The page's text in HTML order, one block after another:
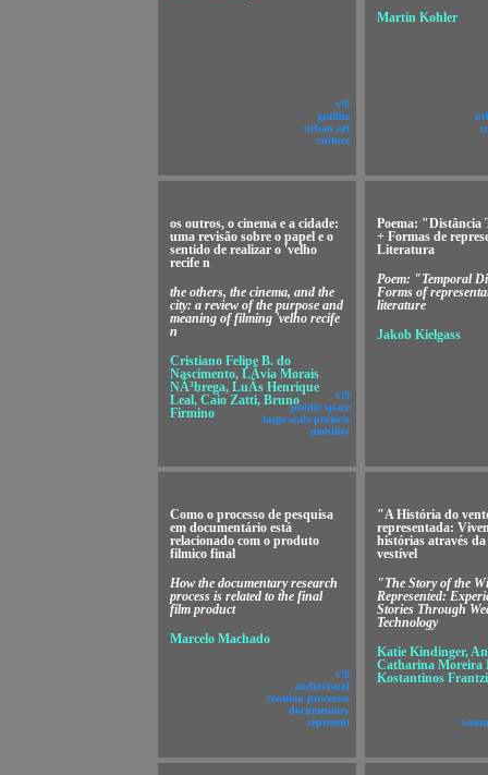
v!9
graffite
urban art
culture
Martin Kohler
os outros, o cinema e a cidade:
uma revisão sobre o papel e o
sentido de realizar o 'velho
recife n
the others, the cinema, and the
city: a review of the purpose and
meaning of filming 'velho recife
n
Cristiano Felipe B. do
Nascimento, LÃ­via Morais
NÃ³brega, LuÃ­s Henrique
Leal, Caio Zatti, Bruno
Firmino
v!9
public space
large-scale projects
mobility
Poema: "Distância
+ Formas de
Literatura
Poem: "Temporal
Forms of
literature
Jakob Kielgass
Como o processo de pesquisa
em documentário está
relacionado com o produto
filmico final
How the documentary research
process is related to the final
film product
Marcelo Machado
v!8
audiovisual
creation processes
documentary
represent
"A História do
representada:
histórias através
vestível
"The Story of the
Represented:
Stories Through
Technology
Katie Kindinger,
Catharina Moreira
Kostantinos